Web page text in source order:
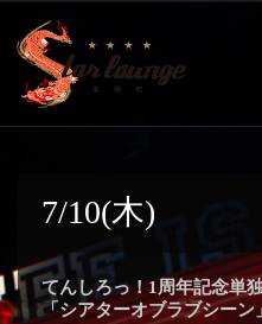
7/10(木)
てんしろっ！1周年記念単
「シアターオブラブシーン